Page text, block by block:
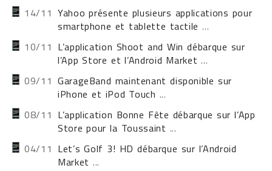
14/11 Yahoo présente plusieurs applications pour
smartphone et tablette tactile ...
10/11 L’application Shoot and Win débarque sur
l’App Store et l’Android Market ...
09/11 GarageBand maintenant disponible sur
iPhone et iPod Touch ...
08/11 L’application Bonne Fête débarque sur l’App
Store pour la Toussaint ...
04/11 Let’s Golf 3! HD débarque sur l’Android
Market ...